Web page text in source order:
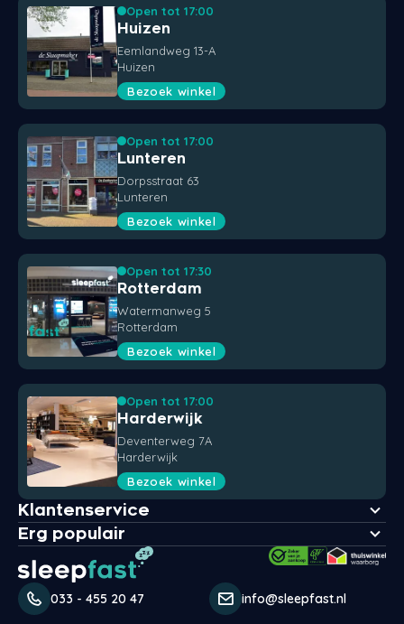
Open tot 17:00
Huizen
Eemlandweg 13-A
Huizen
Bezoek winkel
Open tot 17:00
Lunteren
Dorpsstraat 63
Lunteren
Bezoek winkel
Open tot 17:30
Rotterdam
Watermanweg 5
Rotterdam
Bezoek winkel
Open tot 17:00
Harderwijk
Deventerweg 7A
Harderwijk
Bezoek winkel
Klantenservice
Erg populair
033 - 455 20 47 info@sleepfast.nl